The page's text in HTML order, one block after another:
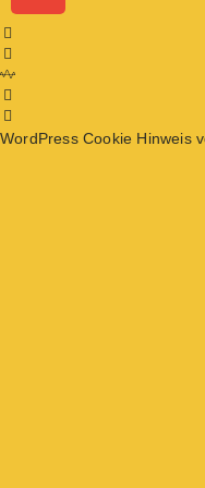
WordPress Cookie Hinweis